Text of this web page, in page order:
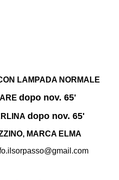
dopo nov. 65'
MARCA ELMA
dei venditori preferiti!